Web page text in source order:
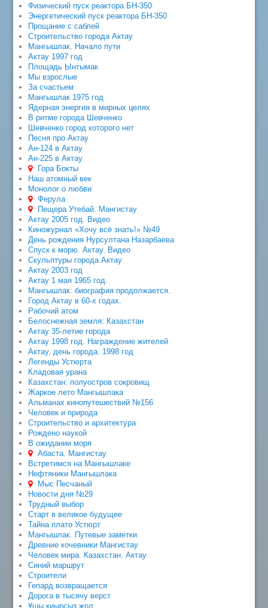
Физический пуск реактора БН-350
Энергетический пуск реактора БН-350
Прощание с саблей
Строительство города Актау
Мангышлак. Начало пути
Актау 1997 год
Площадь Ынтымак
Мы взрослые
За счастьем
Мангышлак 1975 год
Ядерная энергия в мирных целях
В ритме города Шевченко
Шевченко город которого нет
Песня про Актау
Ан-124 в Актау
Ан-225 в Актау
Гора Бокты
Наш атомный век
Монолог о любви
Ферула
Пещера Утебай. Мангистау
Актау 2005 год. Видео
Киножурнал «Хочу всё знать!» №49
День рождения Нурсултана Назарбаева
Спуск к морю. Актау. Видео
Скульптуры города Актау
Актау 2003 год
Актау 1 мая 1965 год.
Мангышлак: биография продолжается..
Город Актау в 60-х годах.
Рабочий атом
Белоснежная земля: Казахстан
Актау 35-летие города
Актау 1998 год. Награждение жителей
Актау, день города. 1998 год
Легенды Устюрта
Кладовая урана
Казахстан: полуостров сокровищ
Жаркое лето Мангышлака
Альманах кинопутешествий №156
Человек и природа
Строительство и архитектура
Рождено наукой
В ожидании моря
Абаста. Мангистау
Встретимся на Мангышлаке
Нефтяники Мангышлака
Мыс Песчаный
Новости дня №29
Трудный выбор
Старт в великое будущее
Тайна плато Устюрт
Мангышлак. Путевые заметки
Древние кочевники Мангистау
Человек мира. Казахстан. Актау
Синий маршрут
Строители
Гепард возвращается
Дорога в тысячу верст
Ұшы қиырсыз жол